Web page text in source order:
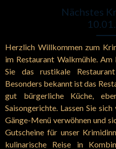
Nächstes
Herzlich Willkommen zum
im Restaurant Walkmühle.
Sie das rustikale
Besonders bekannt ist das
gut bürgerliche Küche,
Saisongerichte. Lassen Sie
Gänge-Menü verwöhnen und
Gutscheine für unser
kulinarische Reise in